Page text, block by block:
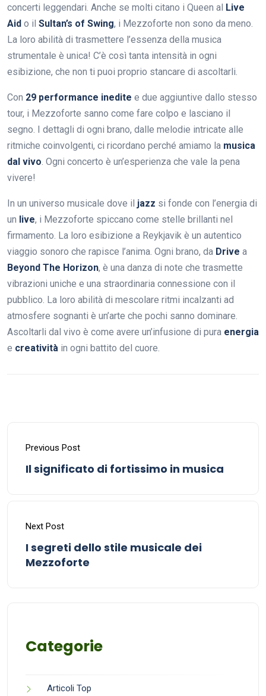
concerti leggendari. Anche se molti citano i Queen al Live
Aid o il Sultan’s of Swing, i Mezzoforte non sono da meno.
La loro abilità di trasmettere l’essenza della musica
strumentale è unica! C’è così tanta intensità in ogni
esibizione, che non ti puoi proprio stancare di ascoltarli.
Con 29 performance inedite e due aggiuntive dallo stesso
tour, i Mezzoforte sanno come fare colpo e lasciano il
segno. I dettagli di ogni brano, dalle melodie intricate alle
ritmiche coinvolgenti, ci ricordano perché amiamo la musica
dal vivo. Ogni concerto è un’esperienza che vale la pena
vivere!
In un universo musicale dove il jazz si fonde con l’energia di
un live, i Mezzoforte spiccano come stelle brillanti nel
firmamento. La loro esibizione a Reykjavik è un autentico
viaggio sonoro che rapisce l’anima. Ogni brano, da Drive a
Beyond The Horizon, è una danza di note che trasmette
vibrazioni uniche e una straordinaria connessione con il
pubblico. La loro abilità di mescolare ritmi incalzanti ad
atmosfere sognanti è un’arte che pochi sanno dominare.
Ascoltarli dal vivo è come avere un’infusione di pura energia
e creatività in ogni battito del cuore.
Previous Post
Il significato di fortissimo in musica
Next Post
I segreti dello stile musicale dei
Mezzoforte
Categorie
Articoli Top